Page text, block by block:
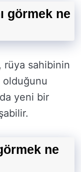
görmek ne
rüya sahibinin
olduğunu
yeni bir
ne